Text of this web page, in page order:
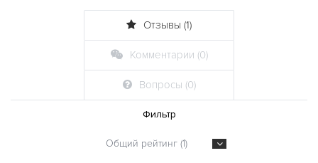
Отзывы (1)
Комментарии (0)
Вопросы (0)
Фильтр
Общий рейтинг (1)